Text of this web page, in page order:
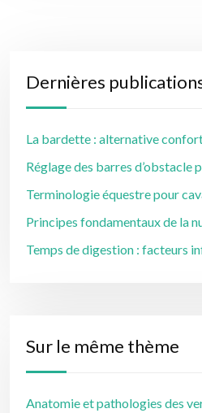
Dernières
La bardette : alternative
Réglage des barres d’obstacle
Terminologie équestre pour
Principes fondamentaux de la
Temps de digestion : facteurs
Sur le même thème
Anatomie et pathologies des